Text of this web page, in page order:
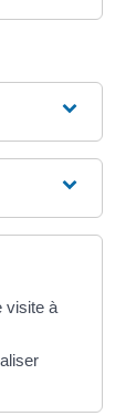
visite à